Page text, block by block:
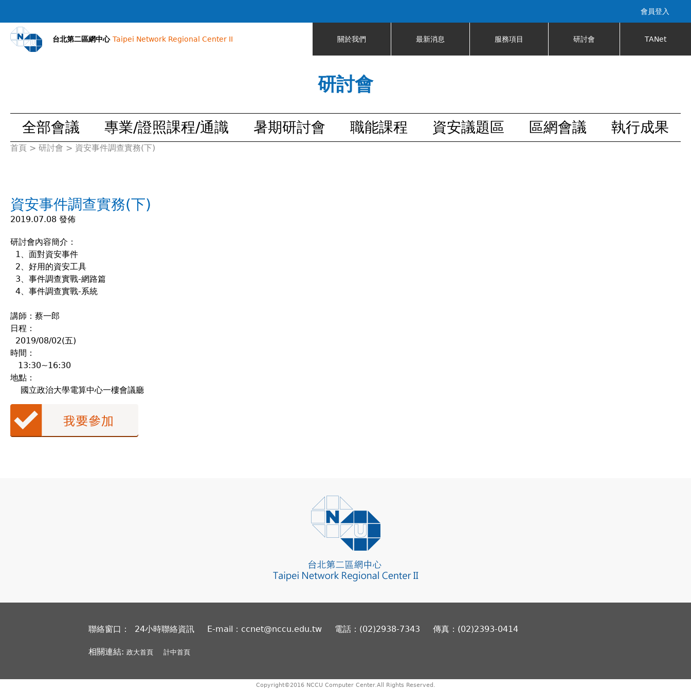
會員登入
台北第二區網中心 Taipei Network Regional Center II 關於我們 最新消息 服務項目 研討會 TANet
研討會
全部會議 專業/證照課程/通識 暑期研討會 職能課程 資安議題區 區網會議 執行成果
您
這
首頁 > 研討會 > 資安事件調查實務(下)
資安事件調查實務(下)
2019.07.08 發佈
研討會內容簡介：
1、面對資安事件
2、好用的資安工具
3、事件調查實戰-網路篇
4、事件調查實戰-系統
講師：蔡一郎
日程：
2019/08/02(五)
時間：
13:30~16:30
地點：
國立政治大學電算中心一樓會議廳
聯絡窗口： 24小時聯絡資訊 E-mail：ccnet@nccu.edu.tw 電話：(02)2938-7343 傳真：(02)2393-0414
相關連結: 政大首頁 計中首頁
Copyright©2016 NCCU Computer Center.All Rights Reserved.